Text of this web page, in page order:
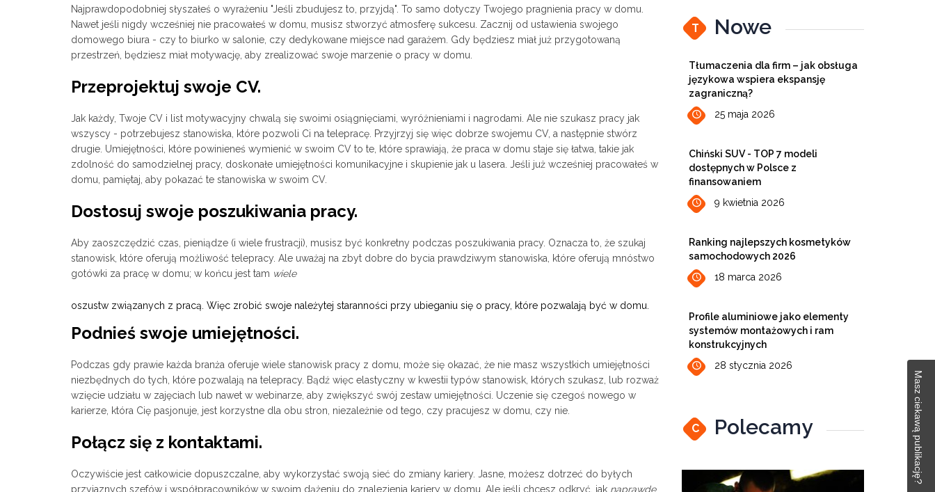
Najprawdopodobniej słyszałeś o wyrażeniu "Jeśli zbudujesz to, przyjdą". To samo dotyczy Twojego pragnienia pracy w domu.
Nawet jeśli nigdy wcześniej nie pracowałeś w domu, musisz stworzyć atmosferę sukcesu. Zacznij od ustawienia swojego
domowego biura - czy to biurko w salonie, czy dedykowane miejsce nad garażem. Gdy będziesz miał już przygotowaną
przestrzeń, będziesz miał motywację, aby zrealizować swoje marzenie o pracy w domu.
Przeprojektuj swoje CV.
Jak każdy, Twoje CV i list motywacyjny chwalą się swoimi osiągnięciami, wyróżnieniami i nagrodami. Ale nie szukasz pracy jak
wszyscy - potrzebujesz stanowiska, które pozwoli Ci na telepracę. Przyjrzyj się więc dobrze swojemu CV, a następnie stwórz
drugie. Umiejętności, które powinieneś wymienić w swoim CV to te, które sprawiają, że praca w domu staje się łatwa, takie jak
zdolność do samodzielnej pracy, doskonałe umiejętności komunikacyjne i skupienie jak u lasera. Jeśli już wcześniej pracowałeś w
domu, pamiętaj, aby pokazać te stanowiska w swoim CV.
Dostosuj swoje poszukiwania pracy.
Aby zaoszczędzić czas, pieniądze (i wiele frustracji), musisz być konkretny podczas poszukiwania pracy. Oznacza to, że szukaj
stanowisk, które oferują możliwość telepracy. Ale uważaj na zbyt dobre do bycia prawdziwym stanowiska, które oferują mnóstwo
gotówki za pracę w domu; w końcu jest tam wiele
oszustw związanych z pracą. Więc zrobić swoje należytej staranności przy ubieganiu się o pracy, które pozwalają być w domu.
Podnieś swoje umiejętności.
Podczas gdy prawie każda branża oferuje wiele stanowisk pracy z domu, może się okazać, że nie masz wszystkich umiejętności
niezbędnych do tych, które pozwalają na telepracy. Bądź więc elastyczny w kwestii typów stanowisk, których szukasz, lub rozważ
wzięcie udziału w zajęciach lub nawet w webinarze, aby zwiększyć swój zestaw umiejętności. Uczenie się czegoś nowego w
karierze, która Cię pasjonuje, jest korzystne dla obu stron, niezależnie od tego, czy pracujesz w domu, czy nie.
Połącz się z kontaktami.
Oczywiście jest całkowicie dopuszczalne, aby wykorzystać swoją sieć do zmiany kariery. Jasne, możesz dotrzeć do byłych
przyjaznych szefów i współpracowników w swoim dążeniu do znalezienia kariery w domu. Ale jeśli chcesz odkryć, jak naprawdę
T Nowe
Tłumaczenia dla firm – jak obsługa
językowa wspiera ekspansję
zagraniczną?
25 maja 2026
Chiński SUV - TOP 7 modeli
dostępnych w Polsce z
finansowaniem
9 kwietnia 2026
Ranking najlepszych kosmetyków
samochodowych 2026
18 marca 2026
Profile aluminiowe jako elementy
systemów montażowych i ram
konstrukcyjnych
28 stycznia 2026
C Polecamy Masz ciekawą publikację?